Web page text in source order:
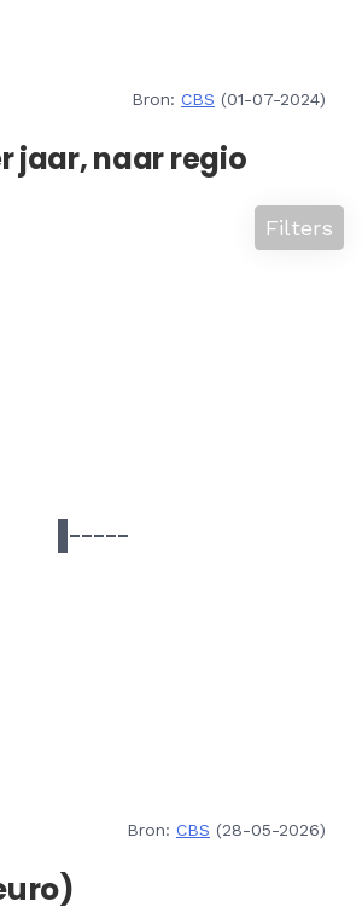
Bron: CBS (01-07-2024)
jaar, naar regio
Filters
Bron: CBS (28-05-2026)